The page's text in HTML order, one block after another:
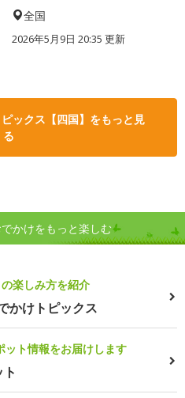
全国
2026年5月9日 20:35 更新
ックス【四国】をもっと見
る
かけをもっと楽しむ
楽しみ方を紹介
かけトピックス
ット情報をお届けします